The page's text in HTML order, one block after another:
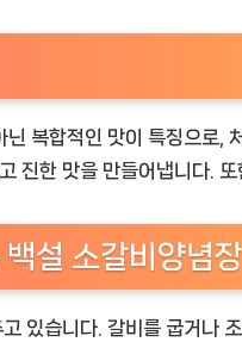
복합적인 맛이 특징으로
진한 맛을 만들어냅니다.
설 소갈비양념장
있습니다. 갈비를 굽거나